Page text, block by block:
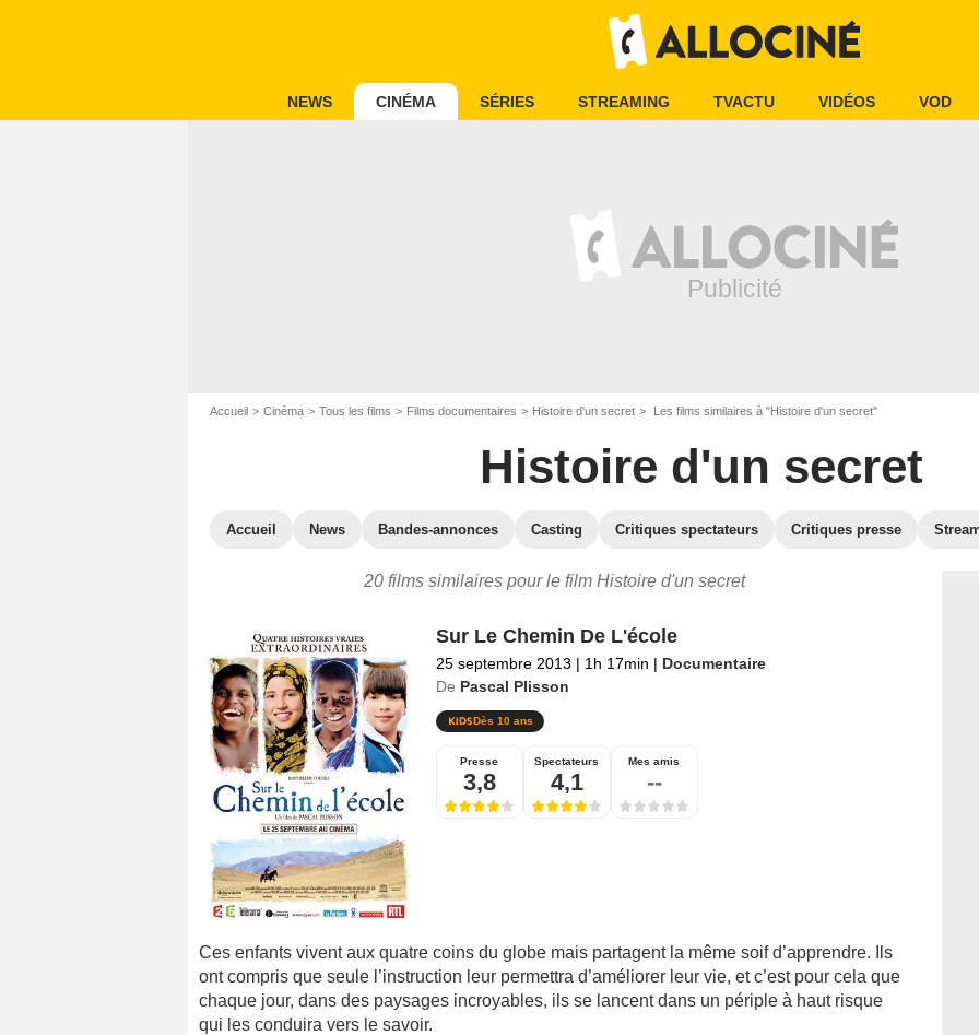
NEWS CINÉMA SÉRIES STREAMING TVACTU VIDÉOS VOD
Accueil Cinéma Tous les films Films documentaires Histoire d'un secret Les films similaires à "Histoire d'un secret"
Histoire d'un secret
Accueil News Bandes-annonces Casting Critiques spectateurs Critiques presse
20 films similaires pour le film Histoire d'un secret
Sur Le Chemin De L'école
25 septembre 2013 | 1h 17min | Documentaire
De Pascal Plisson
Dès 10 ans
Presse
3,8
Spectateurs
4,1
Mes amis
--
Ces enfants vivent aux quatre coins du globe mais partagent la même soif d’apprendre. Ils
ont compris que seule l’instruction leur permettra d’améliorer leur vie, et c’est pour cela que
chaque jour, dans des paysages incroyables, ils se lancent dans un périple à haut risque
qui les conduira vers le savoir.